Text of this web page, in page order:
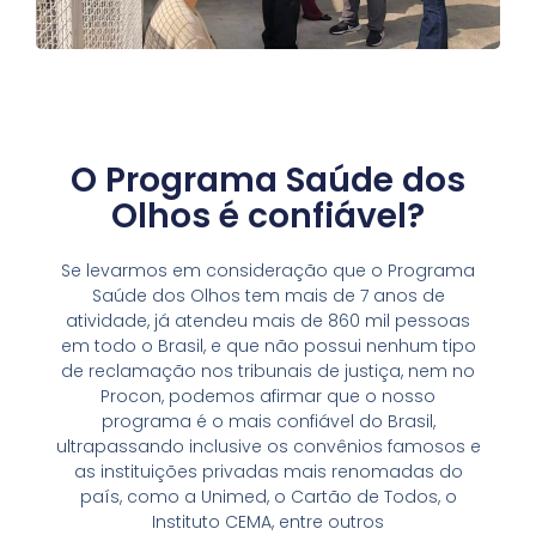
O Programa Saúde dos
Olhos é confiável?
Se levarmos em consideração que o Programa
Saúde dos Olhos tem mais de 7 anos de
atividade, já atendeu mais de 860 mil pessoas
em todo o Brasil, e que não possui nenhum tipo
de reclamação nos tribunais de justiça, nem no
Procon, podemos afirmar que o nosso
programa é o mais confiável do Brasil,
ultrapassando inclusive os convênios famosos e
as instituições privadas mais renomadas do
país, como a Unimed, o Cartão de Todos, o
Instituto CEMA, entre outros